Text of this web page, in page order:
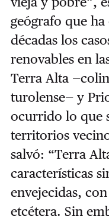
geógrafo que
décadas los
renovables en
Terra Alta
turolense— y
ocurrido lo que
territorios
salvó: “Terra
características
envejecidas,
etcétera. Sin